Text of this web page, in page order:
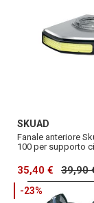
SKUAD
Fanale anteriore
100 per supporto
35,40 € 39,90
-23%